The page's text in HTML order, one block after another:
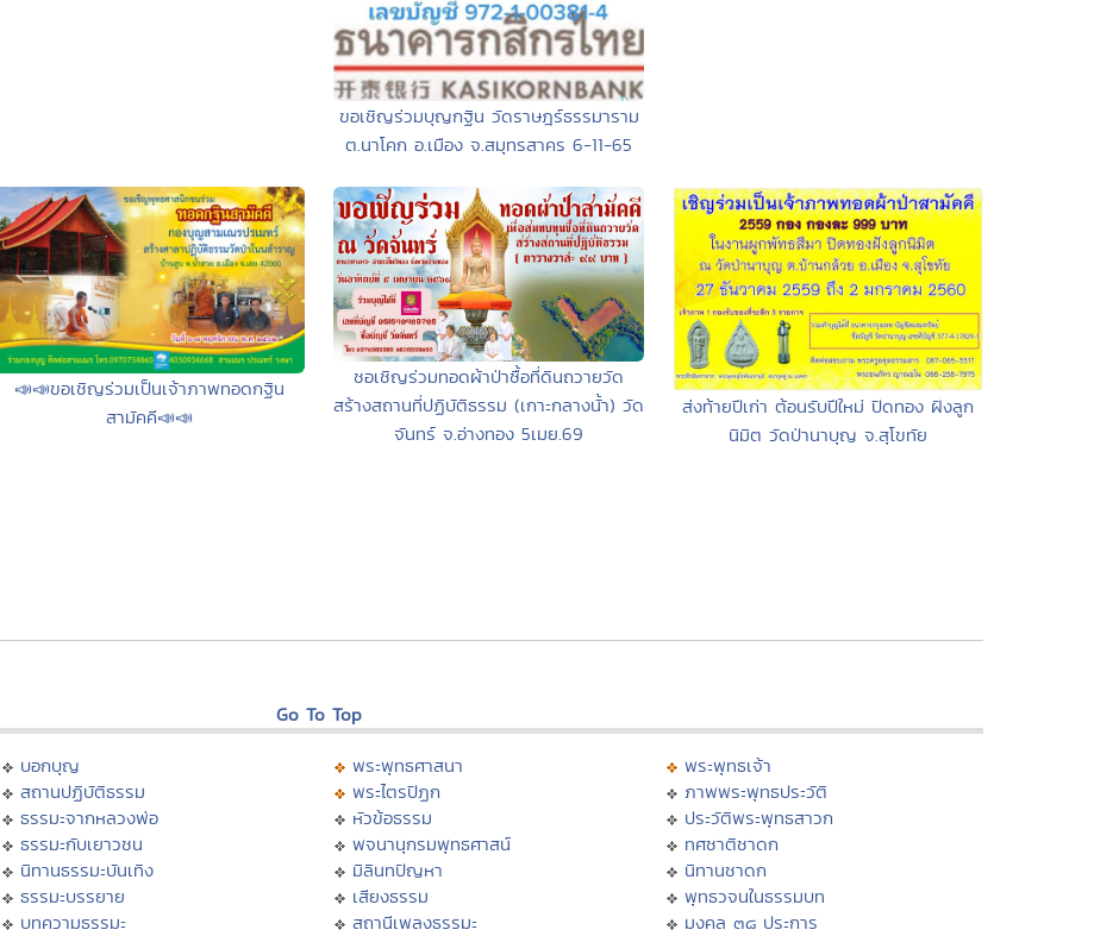
ขอเชิญร่วมบุญกฐิน วัดราษฎร์ธรรมาราม
ต.นาโคก อ.เมือง จ.สมุทรสาคร 6-11-65
📣📣ขอเชิญร่วมเป็นเจ้าภาพทอดกฐิน
สามัคคี📣📣
ชอเชิญร่วมทอดผ้าป่าซื้อที่ดินถวายวัด
สร้างสถานที่ปฏิบัติธรรม (เกาะกลางนั้า) วัด
จันทร์ จ.อ่างทอง 5เมย.69
ส่งท้ายปีเก่า ต้อนรับปีใหม่ ปิดทอง ฝังลูก
นิมิต วัดป่านาบุญ จ.สุโขทัย
Go To Top
บอกบุญ
สถานปฏิบัติธรรม
ธรรมะจากหลวงพ่อ
ธรรมะกับเยาวชน
นิทานธรรมะบันเทิง
ธรรมะบรรยาย
บทความธรรมะ
พระพุทธศาสนา
พระไตรปิฏก
หัวข้อธรรม
พจนานุกรมพุทธศาสน์
มิลินทปัญหา
เสียงธรรม
สถานีเพลงธรรมะ
พระพุทธเจ้า
ภาพพระพุทธประวัติ
ประวัติพระพุทธสาวก
ทศชาติชาดก
นิทานชาดก
พุทธวจนในธรรมบท
มงคล ๓๘ ประการ